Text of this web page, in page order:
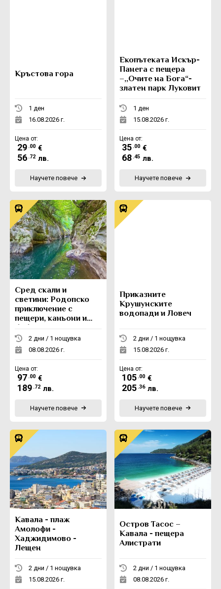
Кръстова гора
1 ден
16.08.2026 г.
Цена от:
29 .00 €
56 .72 лв.
Научете повече
Eкопътеката Искър-
Панега с пещера
–,,Очите на Бога“-
златен парк Луковит
1 ден
15.08.2026 г.
Цена от:
35 .00 €
68 .45 лв.
Научете повече
Сред скали и
светини: Родопско
приключение с
пещери, каньони и
боб
2 дни / 1 нощувка
08.08.2026 г.
Цена от:
97 .00 €
189 .72 лв.
Научете повече
Приказните
Крушунските
водопади и Ловеч
2 дни / 1 нощувка
15.08.2026 г.
Цена от:
105 .00 €
205 .36 лв.
Научете повече
Кавала - плаж
Амолофи -
Хаджидимово -
Лещен
2 дни / 1 нощувка
15.08.2026 г.
Остров Тасос –
Кавала - пещера
Алистрати
2 дни / 1 нощувка
08.08.2026 г.